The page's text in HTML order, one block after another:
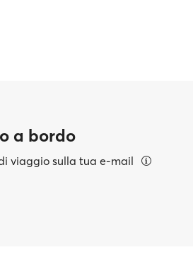
a bordo
viaggio sulla tua e-mail